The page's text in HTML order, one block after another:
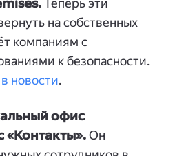
Теперь эти
на собственных
компаниям с
к безопасности.
в новости.
офис
«Контакты».Он